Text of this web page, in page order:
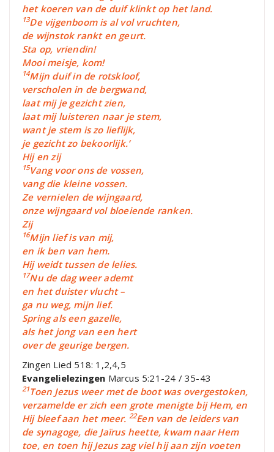
het koeren van de duif klinkt op het land.
13De vijgenboom is al vol vruchten,
de wijnstok rankt en geurt.
Sta op, vriendin!
Mooi meisje, kom!
14Mijn duif in de rotskloof,
verscholen in de bergwand,
laat mij je gezicht zien,
laat mij luisteren naar je stem,
want je stem is zo lieflijk,
je gezicht zo bekoorlijk.’
Hij en zij
15Vang voor ons de vossen,
vang die kleine vossen.
Ze vernielen de wijngaard,
onze wijngaard vol bloeiende ranken.
Zij
16Mijn lief is van mij,
en ik ben van hem.
Hij weidt tussen de lelies.
17Nu de dag weer ademt
en het duister vlucht –
ga nu weg, mijn lief.
Spring als een gazelle,
als het jong van een hert
over de geurige bergen.
Zingen Lied 518: 1,2,4,5
Evangelielezingen Marcus 5:21-24 / 35-43
21Toen Jezus weer met de boot was overgestoken,
verzamelde er zich een grote menigte bij Hem, en
Hij bleef aan het meer. 22Een van de leiders van
de synagoge, die Jaïrus heette, kwam naar Hem
toe, en toen hij Jezus zag viel hij aan zijn voeten